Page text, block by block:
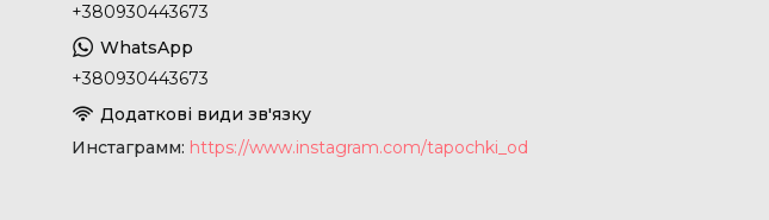
+380930443673
+380930443673
Инстаграмм https://www.instagram.com/tapochki_od